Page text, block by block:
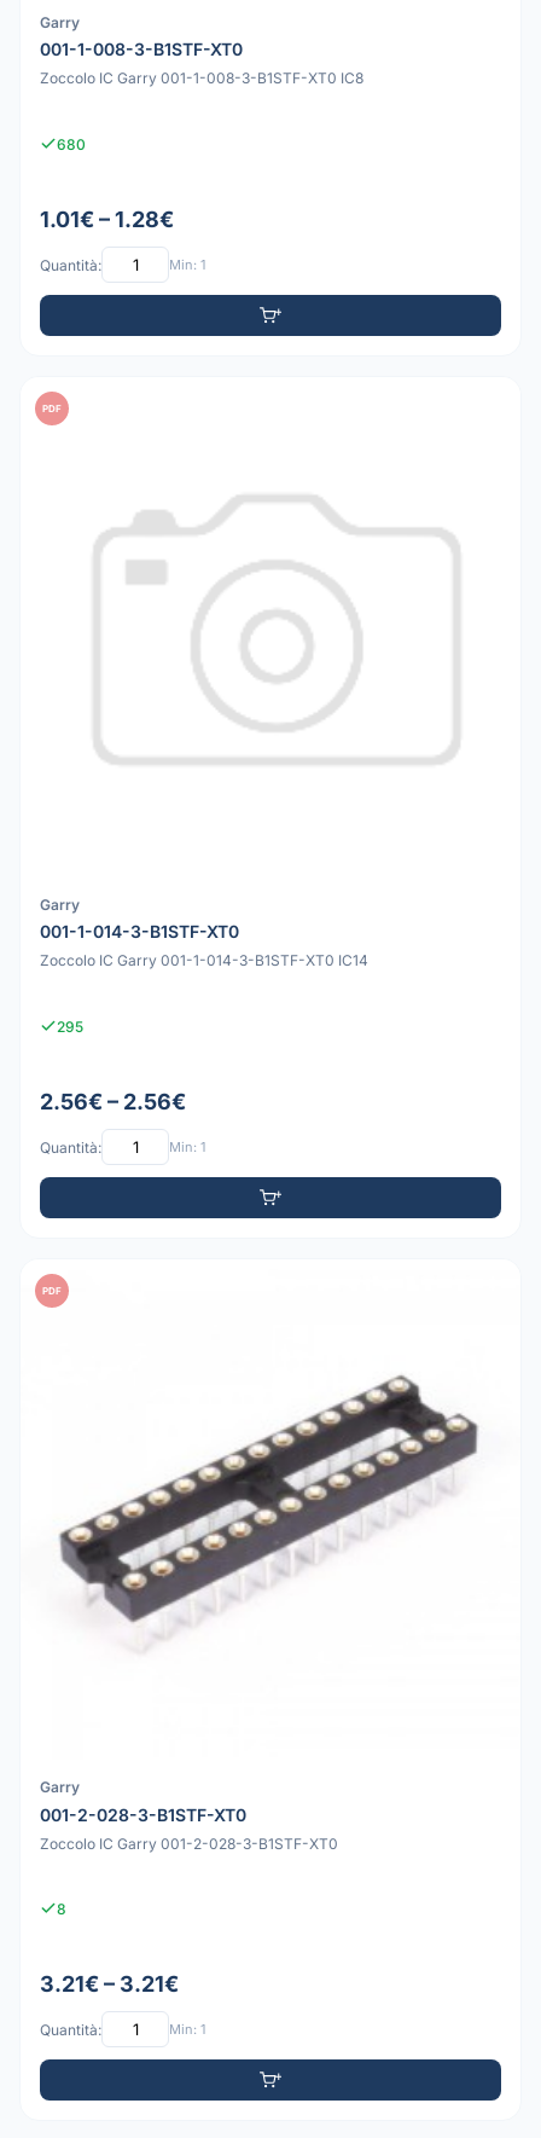
Garry
001-1-008-3-B1STF-XT0
Zoccolo IC Garry 001-1-008-3-B1STF-XT0 IC8
680
1.01€ – 1.28€
Quantità: Min: 1
PDF
Garry
001-1-014-3-B1STF-XT0
Zoccolo IC Garry 001-1-014-3-B1STF-XT0 IC14
295
2.56€ – 2.56€
Quantità: Min: 1
PDF
Garry
001-2-028-3-B1STF-XT0
Zoccolo IC Garry 001-2-028-3-B1STF-XT0
8
3.21€ – 3.21€
Quantità: Min: 1